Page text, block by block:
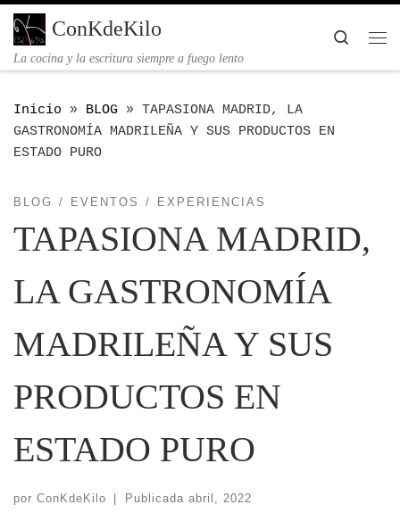
Saltar al contenido
ConKdeKilo
La cocina y la escritura siempre a fuego lento
Inicio » BLOG » TAPASIONA MADRID, LA
GASTRONOMÍA MADRILEÑA Y SUS PRODUCTOS EN
ESTADO PURO
BLOG EVENTOS EXPERIENCIAS
TAPASIONA MADRID,
LA GASTRONOMÍA
MADRILEÑA Y SUS
PRODUCTOS EN
ESTADO PURO
por ConKdeKilo Publicada abril, 2022